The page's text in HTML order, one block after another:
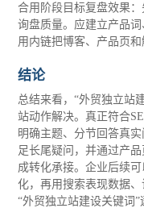
合用阶段目标复盘效果
询盘质量。应建立产品
用内链把博客、产品页和
结论
总结来看，“外贸独立站
站动作解决。真正符合
明确主题、分节回答真
足长尾疑问，并通过产
成转化承接。企业后续
化，再用搜索表现数据
“外贸独立站建设关键词